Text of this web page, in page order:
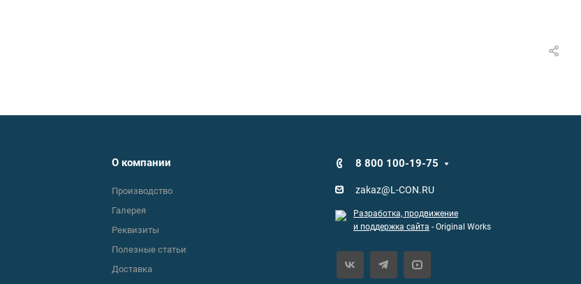
О компании
Производство
Галерея
Реквизиты
Полезные статьи
Доставка
8 800 100-19-75
zakaz@L-CON.RU
Разработка, продвижение
и поддержка сайта - Original Works